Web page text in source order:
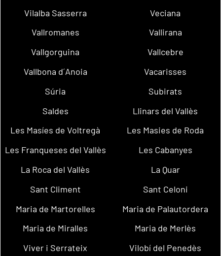
Vilalba Sasserra
Veciana
Vallromanes
Vallirana
Vallgorguina
Vallcebre
Vallbona d´Anoia
Vacarisses
Súria
Subirats
Saldes
Llinars del Vallès
Les Masíes de Voltregà
Les Masies de Roda
Les Franqueses del Vallès
Les Cabanyes
La Roca del Vallès
La Quar
Sant Climent
Sant Celoni
Maria de Martorelles
Maria de Palautordera
Maria de Miralles
Maria de Merlès
Viver i Serrateix
Vilobí del Penedès